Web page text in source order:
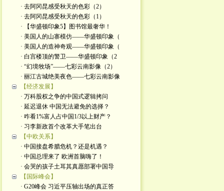
· 去阿冈昆感受秋天的色彩（2）
· 去阿冈昆感受秋天的色彩（1）
· 【华盛顿印象5】图书馆最奢华！
· 美国人的山寨模仿——华盛顿印象（
· 美国人的造神奇观——华盛顿印象（
· 白宫楼顶的警卫——华盛顿印象（2
· “幻境牧场”——七彩云南影像（2）
· 丽江古城绝美夜色——七彩云南影像
【经济发展】
· 万科股权之争的中国式逻辑拷问
· 延迟退休 中国无法避免的选择？
· 咋看1%富人占中国1/3以上财产？
· 习李新政首个改革大手笔出台
【中欧关系】
· 中国接盘希腊危机？还是机遇？
· 中国总理来了 欧洲首脑嗨了！
· 会哭的孩子土耳其真愿部署中国导
【国际峰会】
· G20峰会 习近平压轴出场的真正答